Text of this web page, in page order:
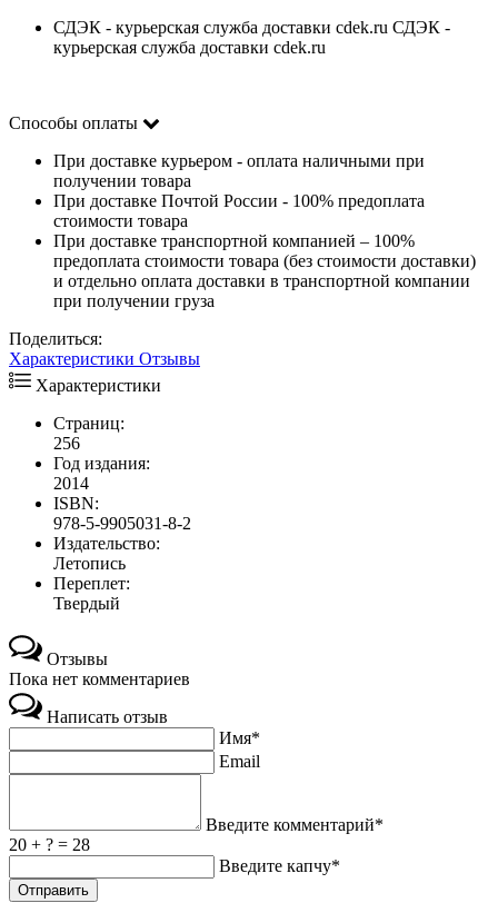
СДЭК - курьерская служба доставки cdek.ru СДЭК -
курьерская служба доставки cdek.ru
Способы оплаты
При доставке курьером - оплата наличными при
получении товара
При доставке Почтой России - 100% предоплата
стоимости товара
При доставке транспортной компанией – 100%
предоплата стоимости товара (без стоимости доставки)
и отдельно оплата доставки в транспортной компании
при получении груза
Поделиться:
Характеристики Отзывы
Характеристики
Страниц:
256
Год издания:
2014
ISBN:
978-5-9905031-8-2
Издательство:
Летопись
Переплет:
Твердый
Отзывы
Пока нет комментариев
Написать отзыв
Имя*
Email
Введите комментарий*
20 + ? = 28
Введите капчу*